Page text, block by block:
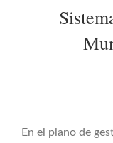
SEFIN en línea
En el plano de